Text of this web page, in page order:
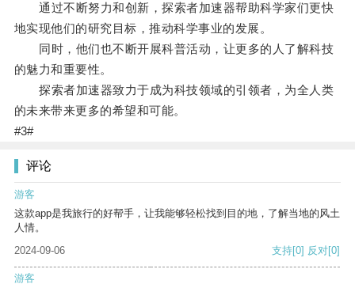
通过不断努力和创新，探索者加速器帮助科学家们更快
地实现他们的研究目标，推动科学事业的发展。
同时，他们也不断开展科普活动，让更多的人了解科技
的魅力和重要性。
探索者加速器致力于成为科技领域的引领者，为全人类
的未来带来更多的希望和可能。
#3#
评论
游客
这款app是我旅行的好帮手，让我能够轻松找到目的地，了解当地的风土
人情。
2024-09-06
支持[0] 反对[0]
游客